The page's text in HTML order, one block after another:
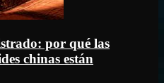
por qué las
chinas están